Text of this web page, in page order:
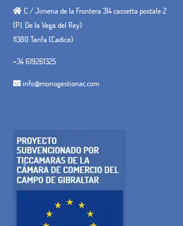
C / Jimena de la Frontera 314 cassetta postale 2
(P.I. De la Vega del Rey)
11380 Tarifa (Cadice)
+34 619261325
info@monogestionac.com